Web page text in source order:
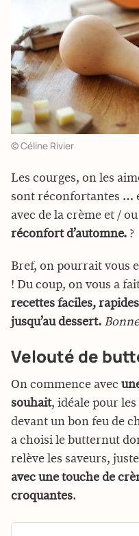
© Céline Rivier
Les courges, on les
sont réconfortantes …
avec de la crème et /
réconfort d’automne. ?
Bref, on pourrait vous
! Du coup, on vous a
recettes faciles,
jusqu’au dessert.
Velouté de
On commence avec
souhait, idéale pour les
devant un bon feu de
a choisi le butternut
relève les saveurs,
avec une touche de
croquantes.